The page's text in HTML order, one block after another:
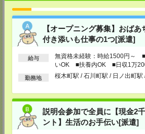
【オープニング募集】おば
付き添いも仕事の1つ[派遣]
給与
無資格未経験：時給1500円～
いOK ■扶養内OK ■日収1万
以上
勤務地 桜木町駅 / 石川町駅 / 日ノ出町駅
説明会参加で全員に【現金2
ント】生活のお手伝い[派遣]
担当：採用担当
大阪営業所
〒530-0017
大阪府大阪市北区角田町8番1号 大阪梅田ツイン
TEL：0120-995-985
FAX：0120-992-568
神戸営業所
〒650-0044
兵庫県神戸市中央区東川崎町1丁目3番3号 神戸
ル18階
TEL：0120-995-984
FAX：0120-709-785
担当：採用担当